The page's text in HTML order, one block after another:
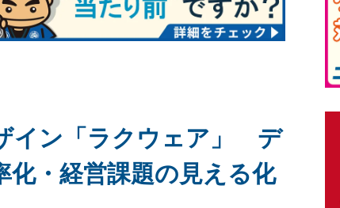
イン「ラクウェア」 デ
化・経営課題の見える化